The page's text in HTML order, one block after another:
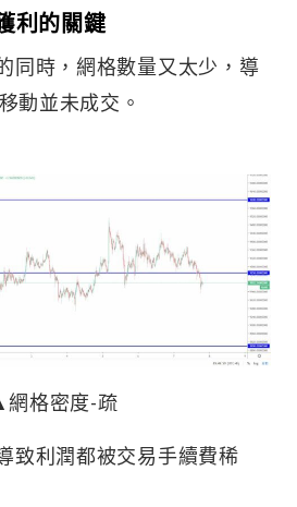
利的關鍵
同時，網格數量又太少，導
動並未成交。
格密度-疏
致利潤都被交易手續費稀